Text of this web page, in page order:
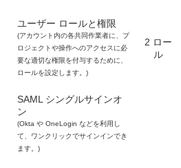
ユーザー ロールと権限
(アカウント内の各共同作業者に、プ
ロジェクトや操作へのアクセスに必
要な適切な権限を付与するために、
ロールを設定します。)
2 ロー
ル
SAML シングルサインオ
ン
(Okta や OneLogin などを利用し
て、ワンクリックでサインインでき
ます。)